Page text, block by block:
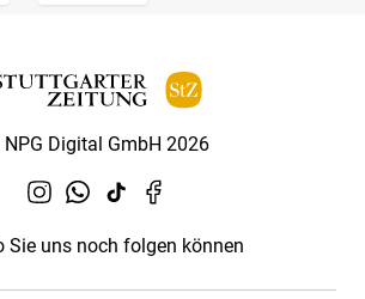
Digital GmbH 2026
Sie uns noch folgen können